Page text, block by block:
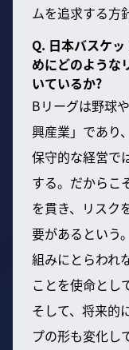
ムを追求する方
Q. 日本バスケ
めにどのような
いているか?
Bリーグは野球
興産業」であり
保守的な経営で
する。だからこ
を貫き、リスク
要があるという
組みにとらわれ
ことを使命とし
そして、将来的
プの形も変化し